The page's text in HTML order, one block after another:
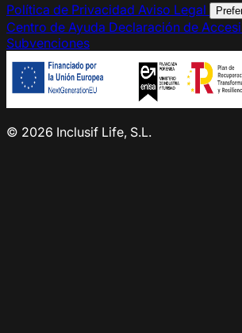
Política de Privacidad Aviso Legal
Centro de Ayuda Declaración de
Subvenciones
© 2026 Inclusif Life, S.L.